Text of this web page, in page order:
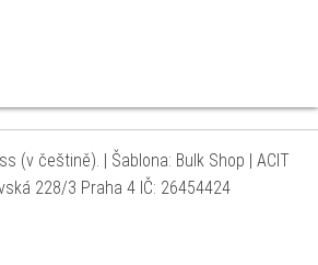
(v češtině). | Šablona: Bulk Shop | ACIT
228/3 Praha 4 IČ: 26454424